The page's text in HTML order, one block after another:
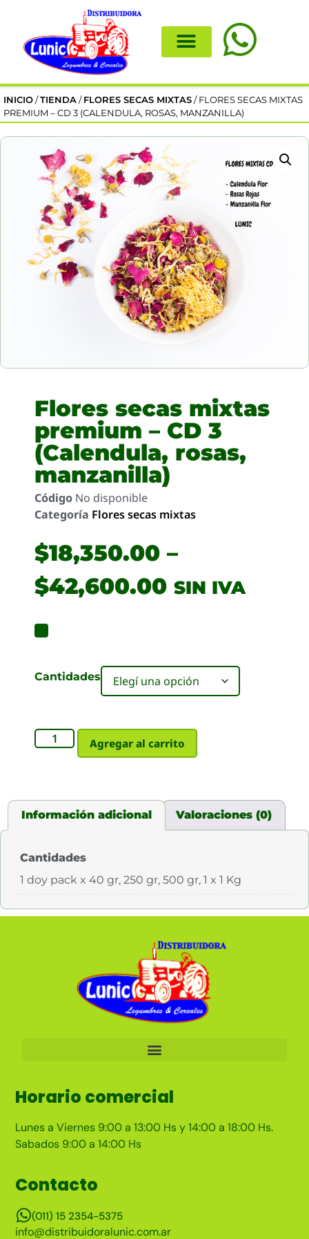
INICIO /TIENDA / FLORES SECAS MIXTAS / FLORES SECAS MIXTAS
PREMIUM – CD 3 (CALENDULA, ROSAS, MANZANILLA)
Flores secas mixtas
premium – CD 3
(Calendula, rosas,
manzanilla)
Código No disponible
Categoría Flores secas mixtas
$18,350.00 –
$42,600.00 SIN IVA
Cantidades
Agregar al carrito
Información adicional Valoraciones (0)
Cantidades
1 doy pack x 40 gr, 250 gr, 500 gr, 1 x 1 Kg
Horario comercial
Lunes a Viernes 9:00 a 13:00 Hs y 14:00 a 18:00 Hs.
Sabados 9:00 a 14:00 Hs
Contacto
(011) 15 2354-5375
info@distribuidoralunic.com.ar